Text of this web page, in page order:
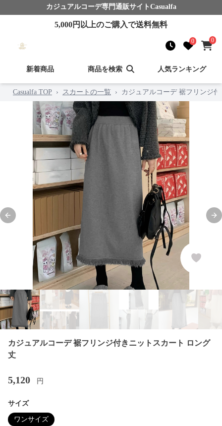
カジュアルコーデ専門通販サイト Casualfa
5,000円以上のご購入で送料無料
0 0
新着商品 商品を検索 人気ランキング
Casualfa TOP › スカートの一覧 › カジュアルコーデ 裾フリンジ
Previous slide
カジュアルコーデ 裾フリンジ付きニットスカート ロング
丈
5,120 円
サイズ
ワンサイズ